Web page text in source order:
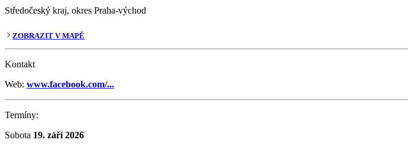
Středočeský kraj, okres Praha-východ
ZOBRAZIT V MAPĚ
Kontakt
Web: www.facebook.com/...
Termíny:
Sobota 19. září 2026